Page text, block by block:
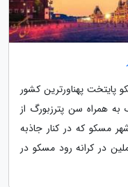
پایتخت پهناورترین کشور
به همراه سن پترزبورگ از
مسکو که در کنار جاذبه
در کرانه رود مسکو در